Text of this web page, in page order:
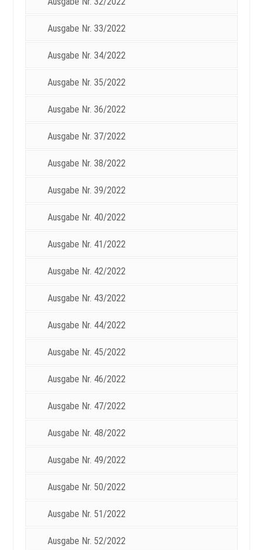
Ausgabe Nr. 33/2022
Ausgabe Nr. 34/2022
Ausgabe Nr. 35/2022
Ausgabe Nr. 36/2022
Ausgabe Nr. 37/2022
Ausgabe Nr. 38/2022
Ausgabe Nr. 39/2022
Ausgabe Nr. 40/2022
Ausgabe Nr. 41/2022
Ausgabe Nr. 42/2022
Ausgabe Nr. 43/2022
Ausgabe Nr. 44/2022
Ausgabe Nr. 45/2022
Ausgabe Nr. 46/2022
Ausgabe Nr. 47/2022
Ausgabe Nr. 48/2022
Ausgabe Nr. 49/2022
Ausgabe Nr. 50/2022
Ausgabe Nr. 51/2022
Ausgabe Nr. 52/2022